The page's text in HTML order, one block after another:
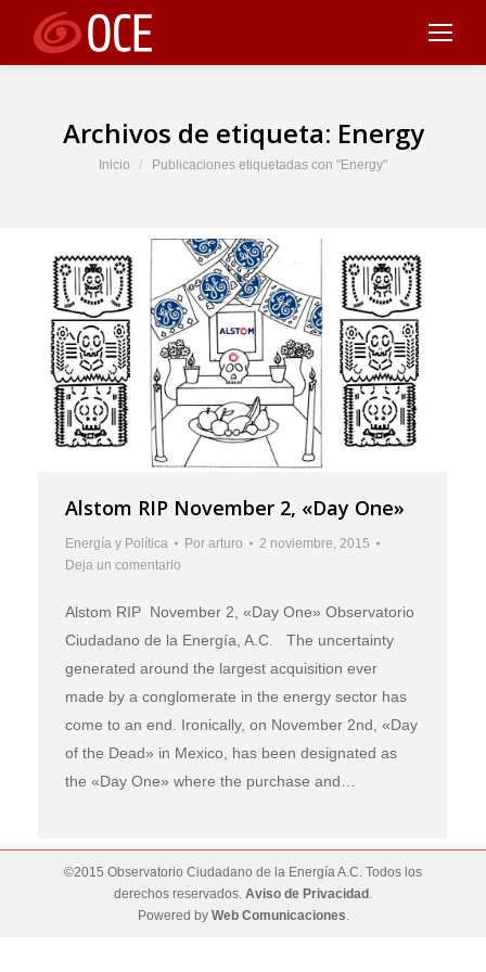
Archivos de etiqueta: Energy
Estás aquí:
Inicio Publicaciones etiquetadas con "Energy"
Alstom RIP November 2, «Day One»
Energía y Política Por arturo
2 noviembre, 2015
Deja un comentario
Alstom RIP November 2, «Day One» Observatorio
Ciudadano de la Energía, A.C. The uncertainty
generated around the largest acquisition ever
made by a conglomerate in the energy sector has
come to an end. Ironically, on November 2nd, «Day
of the Dead» in Mexico, has been designated as
the «Day One» where the purchase and…
©2015 Observatorio Ciudadano de la Energía A.C. Todos los
derechos reservados. Aviso de Privacidad
Powered by Web Comunicaciones